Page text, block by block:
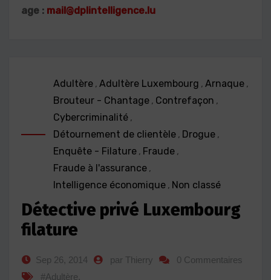
age : mail@dplintelligence.lu
Adultère , Adultère Luxembourg , Arnaque ,
Brouteur - Chantage , Contrefaçon ,
Cybercriminalité ,
Détournement de clientèle , Drogue ,
Enquête - Filature , Fraude ,
Fraude à l'assurance ,
Intelligence économique , Non classé
Détective privé Luxembourg
filature
Sep 26, 2014 par Thierry
0 Commentaires
#Adultère,